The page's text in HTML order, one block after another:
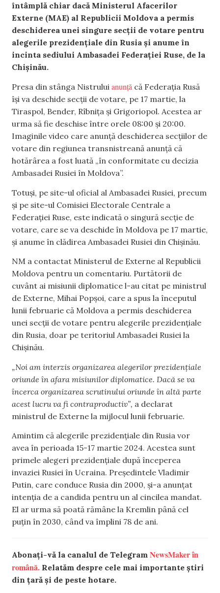
întâmplă chiar dacă Ministerul Afacerilor
Externe (MAE) al Republicii Moldova a permis
deschiderea unei singure secții de votare pentru
alegerile prezidențiale din Rusia și anume în
incinta sediului Ambasadei Federației Ruse, de la
Chișinău.
Presa din stânga Nistrului anunță că Federația Rusă
își va deschide secții de votare, pe 17 martie, la
Tiraspol, Bender, Rîbnița și Grigoriopol. Acestea ar
urma să fie deschise între orele 08:00 și 20:00.
Imaginile video care anunță deschiderea secțiilor de
votare din regiunea transnistreană anunță că
hotărârea a fost luată „în conformitate cu decizia
Ambasadei Rusiei în Moldova”.
Totuși, pe site-ul oficial al Ambasadei Rusiei, precum
și pe site-ul Comisiei Electorale Centrale a
Federației Ruse, este indicată o singură secție de
votare, care se va deschide în Moldova pe 17 martie,
și anume în clădirea Ambasadei Rusiei din Chișinău.
NM a contactat Ministerul de Externe al Republicii
Moldova pentru un comentariu. Purtătorii de
cuvânt ai misiunii diplomatice l-au citat pe ministrul
de Externe, Mihai Popșoi, care a spus la începutul
lunii februarie că Moldova a permis deschiderea
unei secții de votare pentru alegerile prezidențiale
din Rusia, doar pe teritoriul Ambasadei Rusiei la
Chișinău.
„Noi am interzis organizarea alegerilor prezidențiale
oriunde în afara misiunilor diplomatice. Dacă se va
încerca organizarea scrutinului oriunde în altă parte
acest lucru va fi contraproductiv”, a declarat
ministrul de Externe la mijlocul lunii februarie.
Amintim că alegerile prezidențiale din Rusia vor
avea în perioada 15-17 martie 2024. Acestea sunt
primele alegeri prezidențiale după începerea
invaziei Rusiei în Ucraina. Președintele Vladimir
Putin, care conduce Rusia din 2000, şi-a anunțat
intenția de a candida pentru un al cincilea mandat.
El ar urma să poată rămâne la Kremlin până cel
puțin în 2030, când va împlini 78 de ani.
Abonați-vă la canalul de Telegram NewsMaker în
română. Relatăm despre cele mai importante știri
din țară și de peste hotare.